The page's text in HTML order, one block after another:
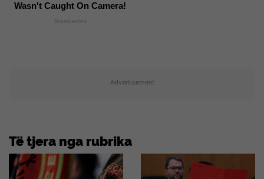
Wasn't Caught On Camera!
Brainberries
Advertisement
Të tjera nga rubrika